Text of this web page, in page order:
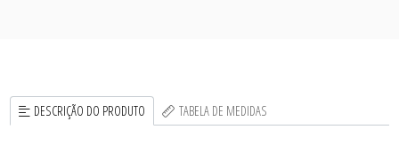
DESCRIÇÃO DO PRODUTO TABELA DE MEDIDAS